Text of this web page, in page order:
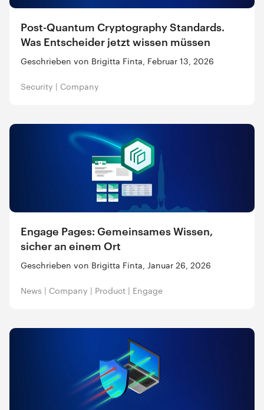
Post-Quantum Cryptography Standards.
Was Entscheider jetzt wissen müssen
Geschrieben von Brigitta Finta, Februar 13, 2026
Security | Company
Engage Pages: Gemeinsames Wissen,
sicher an einem Ort
Geschrieben von Brigitta Finta, Januar 26, 2026
News | Company | Product | Engage